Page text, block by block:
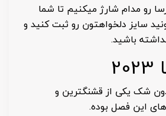
رو مدام شارژ میکنیم تا شما
سایز دلخواهتون رو ثبت کنید و
باشید.
شک یکی از قشنگترین و
این فصل بوده.